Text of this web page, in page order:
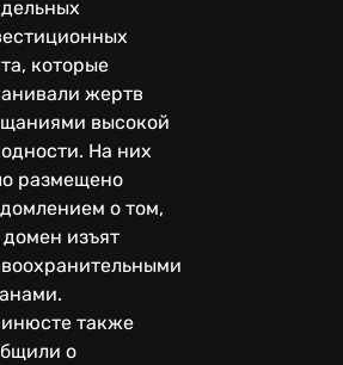
которые
жертв
высокой
На них
размещено
о том,
домен изъят
также
о